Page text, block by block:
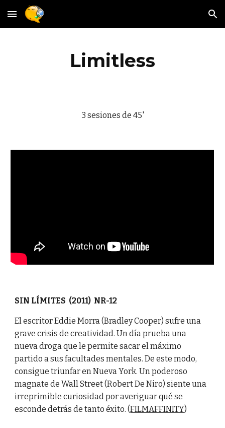
Skip to main content Skip to navigation
Limitless
3 sesiones de 45'
SIN LÍMITES (2011) NR-12
El escritor Eddie Morra (Bradley Cooper) sufre una
grave crisis de creatividad. Un día prueba una
nueva droga que le permite sacar el máximo
partido a sus facultades mentales. De este modo,
consigue triunfar en Nueva York. Un poderoso
magnate de Wall Street (Robert De Niro) siente una
irreprimible curiosidad por averiguar qué se
esconde detrás de tanto éxito. (FILMAFFINITY)